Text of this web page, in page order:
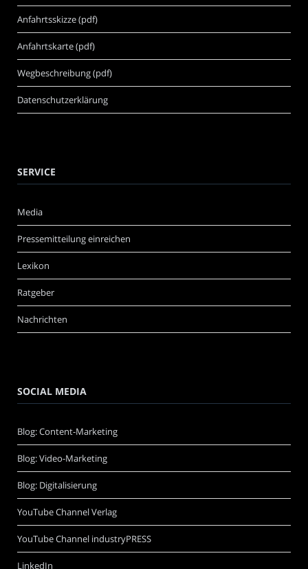
Anfahrtsskizze (pdf)
Anfahrtskarte (pdf)
Wegbeschreibung (pdf)
Datenschutzerklärung
SERVICE
Media
Pressemitteilung einreichen
Lexikon
Ratgeber
Nachrichten
SOCIAL MEDIA
Blog: Content-Marketing
Blog: Video-Marketing
Blog: Digitalisierung
YouTube Channel Verlag
YouTube Channel industryPRESS
LinkedIn